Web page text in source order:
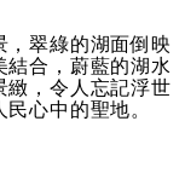
，翠綠的湖面倒映
結合，蔚藍的湖水
緻，令人忘記浮世
心中的聖地。